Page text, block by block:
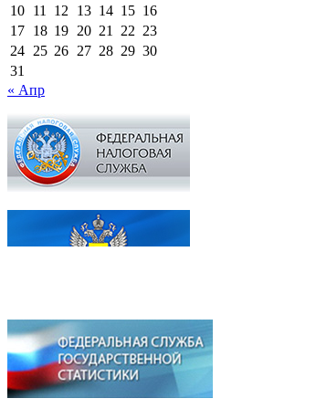
10 11 12 13 14 15 16
17 18 19 20 21 22 23
24 25 26 27 28 29 30
31
« Апр